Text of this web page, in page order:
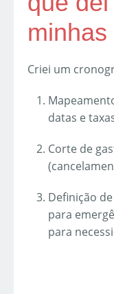
Criei um
datas e
Corte de
Definição
para
para